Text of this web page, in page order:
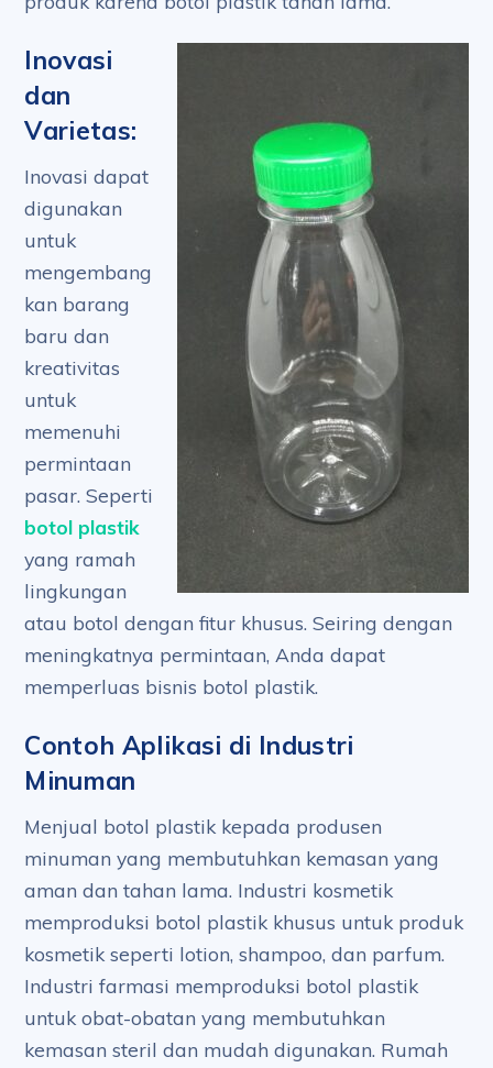
Inovasi
dan
Varietas:
Inovasi dapat
digunakan
untuk
mengembang
kan barang
baru dan
kreativitas
untuk
memenuhi
permintaan
pasar. Seperti
botol plastik
yang ramah
lingkungan
atau botol dengan fitur khusus. Seiring dengan
meningkatnya permintaan, Anda dapat
memperluas bisnis botol plastik.
Contoh Aplikasi di Industri
Minuman
Menjual botol plastik kepada produsen
minuman yang membutuhkan kemasan yang
aman dan tahan lama. Industri kosmetik
memproduksi botol plastik khusus untuk produk
kosmetik seperti lotion, shampoo, dan parfum.
Industri farmasi memproduksi botol plastik
untuk obat-obatan yang membutuhkan
kemasan steril dan mudah digunakan. Rumah